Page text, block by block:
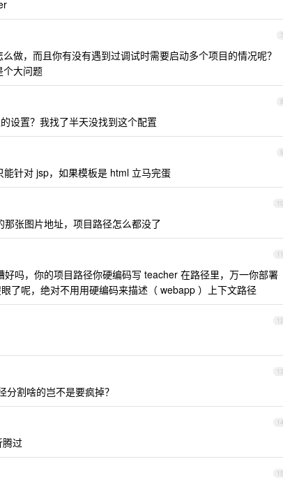
7
做，而且你有没有遇到过调试时需要启动多个项目的情况呢？
个大问题
8
设置？我找了半天没找到这个配置
9
针对 jsp，如果模板是 html 立马完蛋
10
张图片地址，项目路径怎么都没了
11
吗，你的项目路径你硬编码写 teacher 在路径里，万一你部署
了呢，绝对不用用硬编码来描述（ webapp ）上下文路径
12
13
割啥的岂不是要疯掉？
14
腾过
15